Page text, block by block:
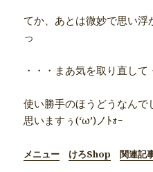
てか、あとは微妙で思い
っ
・・・まあ気を取り直して
使い勝手のほうどうなんで
思いますぅ(‘ω’)ノﾄｫｰ
メニュー けろShop 関連記